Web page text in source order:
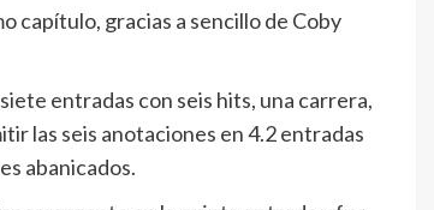
capítulo, gracias a sencillo de Coby
entradas con seis hits, una carrera,
las seis anotaciones en 4.2 entradas
abanicados.